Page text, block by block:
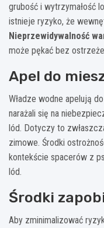
grubość i wytrzymałość
istnieje ryzyko, że
Nieprzewidywalność
może pękać bez
Apel do
Władze wodne apelują
narażali się na
lód. Dotyczy to
zimowe. Środki
kontekście spacerów z
lód.
Środki
Aby zminimalizować